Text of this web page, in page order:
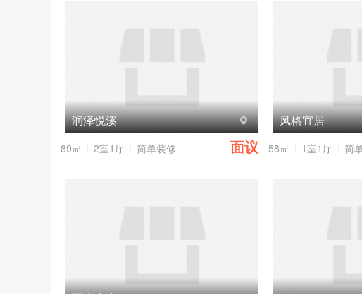
润泽悦溪
89㎡ 2室1厅 简单装修 面议
风格宜居
58㎡ 1室1厅 简